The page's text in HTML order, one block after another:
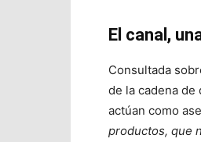
El canal,
Consultada
de la cadena
actúan como
productos, que